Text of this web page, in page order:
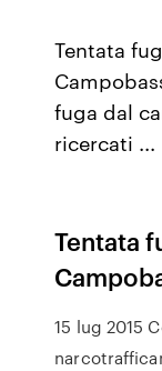
Tentata
fuga dal
ricercati ...
Tentata
15 lug 2015